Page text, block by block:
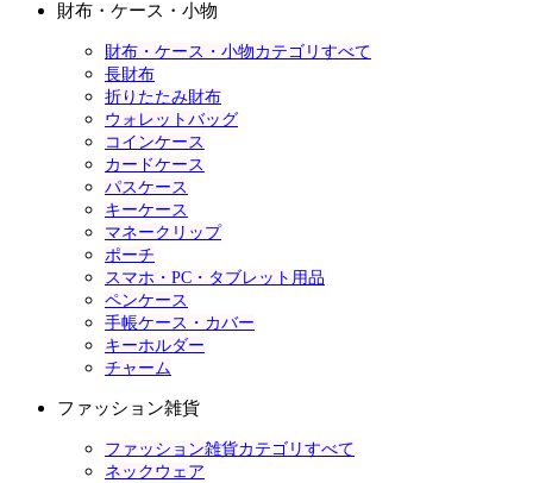
財布・ケース・小物
財布・ケース・小物カテゴリすべて
長財布
折りたたみ財布
ウォレットバッグ
コインケース
カードケース
パスケース
キーケース
マネークリップ
ポーチ
スマホ・PC・タブレット用品
ペンケース
手帳ケース・カバー
キーホルダー
チャーム
ファッション雑貨
ファッション雑貨カテゴリすべて
ネックウェア